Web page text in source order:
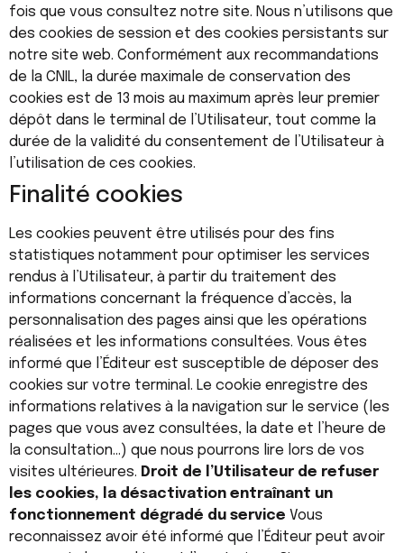
fois que vous consultez notre site. Nous n’utilisons que
des cookies de session et des cookies persistants sur
notre site web. Conformément aux recommandations
de la CNIL, la durée maximale de conservation des
cookies est de 13 mois au maximum après leur premier
dépôt dans le terminal de l’Utilisateur, tout comme la
durée de la validité du consentement de l’Utilisateur à
l’utilisation de ces cookies.
Finalité cookies
Les cookies peuvent être utilisés pour des fins
statistiques notamment pour optimiser les services
rendus à l’Utilisateur, à partir du traitement des
informations concernant la fréquence d’accès, la
personnalisation des pages ainsi que les opérations
réalisées et les informations consultées. Vous êtes
informé que l’Éditeur est susceptible de déposer des
cookies sur votre terminal. Le cookie enregistre des
informations relatives à la navigation sur le service (les
pages que vous avez consultées, la date et l’heure de
la consultation…) que nous pourrons lire lors de vos
visites ultérieures. Droit de l’Utilisateur de refuser
les cookies, la désactivation entraînant un
fonctionnement dégradé du service Vous
reconnaissez avoir été informé que l’Éditeur peut avoir